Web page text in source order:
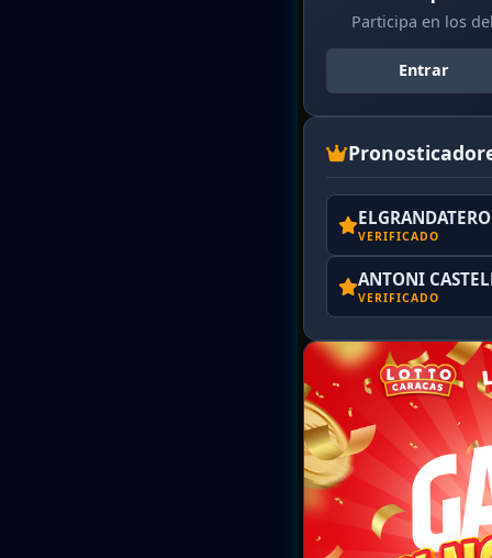
Participa en los
Entrar
VERIFICADO
ANTONI
VERIFICADO